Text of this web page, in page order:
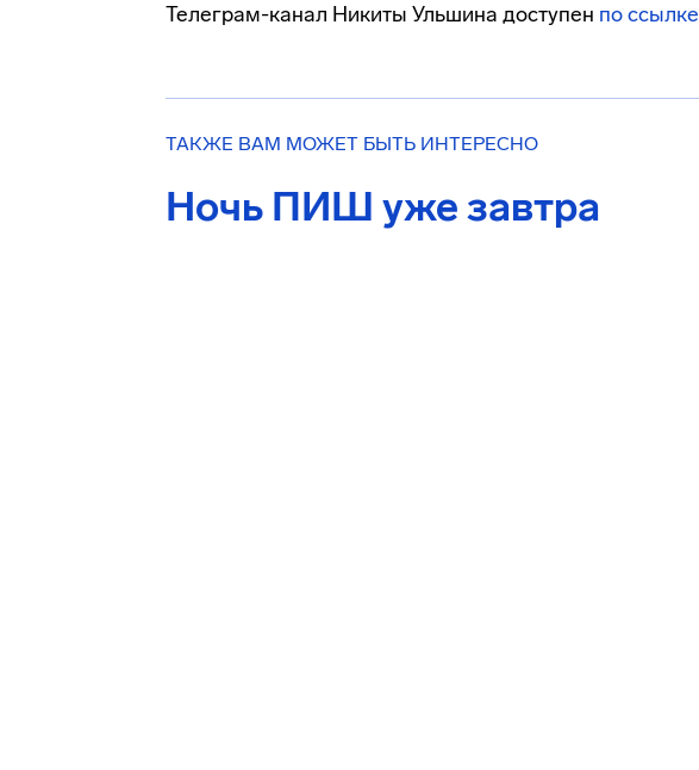
Телеграм-канал Никиты Ульшина доступен по ссылке
ТАКЖЕ ВАМ МОЖЕТ БЫТЬ ИНТЕРЕСНО
Ночь ПИШ уже завтра